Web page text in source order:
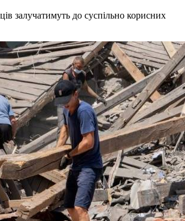
залучатимуть до суспiльно корисних